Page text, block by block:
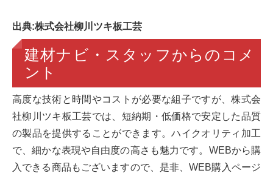
出典:株式会社柳川ツキ板工芸
建材ナビ・スタッフからのコメ
ント
高度な技術と時間やコストが必要な組子ですが、株式会
社柳川ツキ板工芸では、短納期・低価格で安定した品質
の製品を提供することができます。ハイクオリティ加工
で、細かな表現や自由度の高さも魅力です。WEBから購
入できる商品もございますので、是非、WEB購入ページ